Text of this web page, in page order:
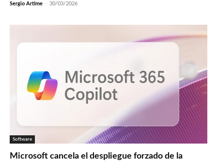
Sergio Artime - 30/03/2026
Software
Microsoft cancela el despliegue forzado de la